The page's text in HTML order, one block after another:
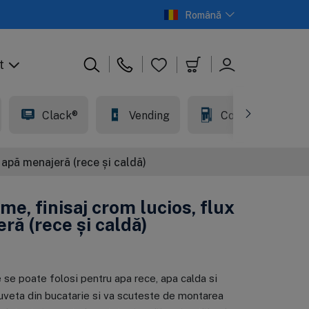
Română
inversa,
Osmoza inversa
premium, Ecosoft
Balance
din
de 1
Ecosoft
Cartus din
polipropilena, Big
Blue 20", 20
Clack® Vending Comercial
menajeră (rece și caldă)
finisaj crom lucios, flux
(rece și caldă)
poate folosi pentru apa rece, apa calda si
din bucatarie si va scuteste de montarea